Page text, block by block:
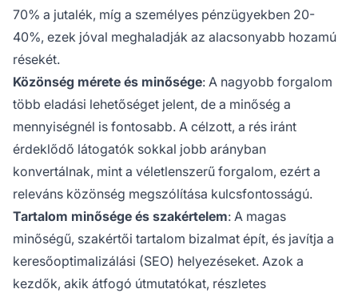
70% a jutalék, míg a személyes pénzügyekben 20-
40%, ezek jóval meghaladják az alacsonyabb hozamú
résekét.
Közönség mérete és minősége: A nagyobb forgalom
több eladási lehetőséget jelent, de a minőség a
mennyiségnél is fontosabb. A célzott, a rés iránt
érdeklődő látogatók sokkal jobb arányban
konvertálnak, mint a véletlenszerű forgalom, ezért a
releváns közönség megszólítása kulcsfontosságú.
Tartalom minősége és szakértelem: A magas
minőségű, szakértői tartalom bizalmat épít, és javítja a
keresőoptimalizálási (SEO) helyezéseket. Azok a
kezdők, akik átfogó útmutatókat, részletes